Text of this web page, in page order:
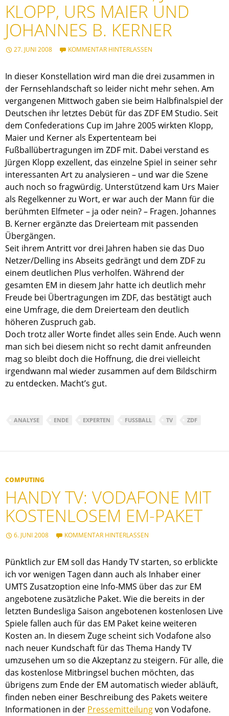
KLOPP, URS MAIER UND
JOHANNES B. KERNER
27. JUNI 2008 KOMMENTAR HINTERLASSEN
In dieser Konstellation wird man die drei zusammen in
der Fernsehlandschaft so leider nicht mehr sehen. Am
vergangenen Mittwoch gaben sie beim Halbfinalspiel der
Deutschen ihr letztes Debüt für das ZDF EM Studio. Seit
dem Confederations Cup im Jahre 2005 wirkten Klopp,
Maier und Kerner als Expertenteam bei
Fußballübertragungen im ZDF mit. Dabei verstand es
Jürgen Klopp exzellent, das einzelne Spiel in seiner sehr
interessanten Art zu analysieren – und war die Szene
auch noch so fragwürdig. Unterstützend kam Urs Maier
als Regelkenner zu Wort, er war auch der Mann für die
berühmten Elfmeter – ja oder nein? – Fragen. Johannes
B. Kerner ergänzte das Dreierteam mit passenden
Übergängen.
Seit ihrem Antritt vor drei Jahren haben sie das Duo
Netzer/Delling ins Abseits gedrängt und dem ZDF zu
einem deutlichen Plus verholfen. Während der
gesamten EM in diesem Jahr hatte ich deutlich mehr
Freude bei Übertragungen im ZDF, das bestätigt auch
eine Umfrage, die dem Dreierteam den deutlich
höheren Zuspruch gab.
Doch trotz aller Worte findet alles sein Ende. Auch wenn
man sich bei diesem nicht so recht damit anfreunden
mag so bleibt doch die Hoffnung, die drei vielleicht
irgendwann mal wieder zusammen auf dem Bildschirm
zu entdecken. Macht’s gut.
ANALYSE ENDE EXPERTEN FUSSBALL TV ZDF
COMPUTING
HANDY TV: VODAFONE MIT
KOSTENLOSEM EM-PAKET
6. JUNI 2008 KOMMENTAR HINTERLASSEN
Pünktlich zur EM soll das Handy TV starten, so erblickte
ich vor wenigen Tagen dann auch als Inhaber einer
UMTS Zusatzoption eine Info-MMS über das zur EM
angebotene zusätzliche Paket. Wie die bereits in der
letzten Bundesliga Saison angebotenen kostenlosen Live
Spiele fallen auch für das EM Paket keine weiteren
Kosten an. In diesem Zuge scheint sich Vodafone also
nach neuer Kundschaft für das Thema Handy TV
umzusehen um so die Akzeptanz zu steigern. Für alle, die
das kostenlose Mitbringsel buchen möchten, das
übrigens zum Ende der EM automatisch wieder abläuft,
finden neben einer Beschreibung des Pakets weitere
Informationen in der Pressemitteilungvon Vodafone.